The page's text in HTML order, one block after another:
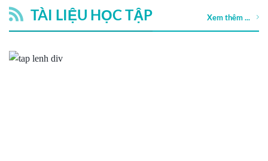
TÀI LIỆU HỌC TẬP Xem thêm ...